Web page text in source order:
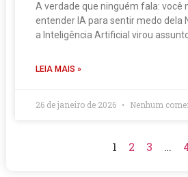
A verdade que ninguém fala: você
entender IA para sentir medo dela
a Inteligência Artificial virou
LEIA MAIS »
26 de janeiro de 2026 Nenhum
1 2 3 …